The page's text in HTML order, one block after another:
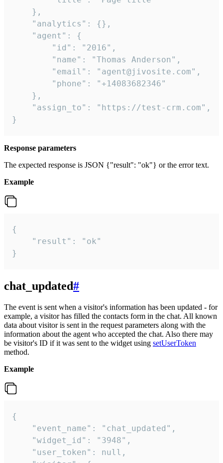
    },
    "analytics": {},
    "agent": {
        "id": "2016",
        "name": "Thomas Anderson",
        "email": "agent@jivosite.com",
        "phone": "+14083682346"
    },
    "assign_to": "https://test-crm.com",
}
Response parameters
The expected response is JSON {"result": "ok"} or the error text.
Example
{
    "result": "ok"
}
chat_updated#
The event is sent when a visitor's information has been updated - for
example, a visitor has filled the contacts form in the chat. All known
data about visitor is sent in the request parameters along with the
information about the agent who accepted the chat. Also there may
be visitor's ID if it was sent to the widget using setUserToken
method.
Example
{
    "event_name": "chat_updated",
    "widget_id": "3948",
    "user_token": null,